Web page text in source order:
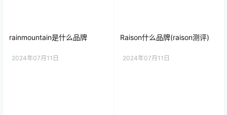
rainmountain是什么品牌
2024年07月11日
Raison什么品牌(raison测评)
2024年07月11日